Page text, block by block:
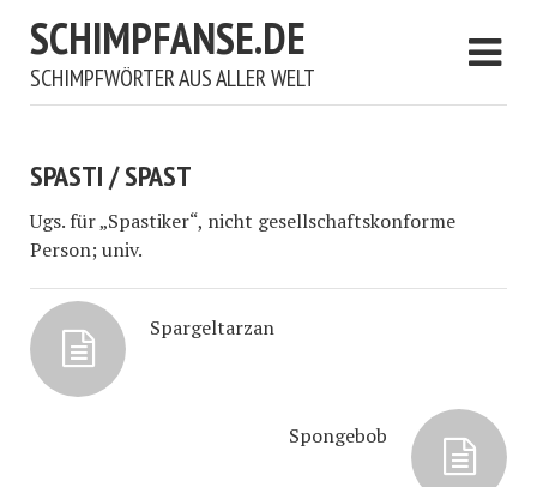
SCHIMPFANSE.DE
SCHIMPFWÖRTER AUS ALLER WELT
SPASTI / SPAST
Ugs. für „Spastiker“, nicht gesellschaftskonforme
Person; univ.
Spargeltarzan
Spongebob